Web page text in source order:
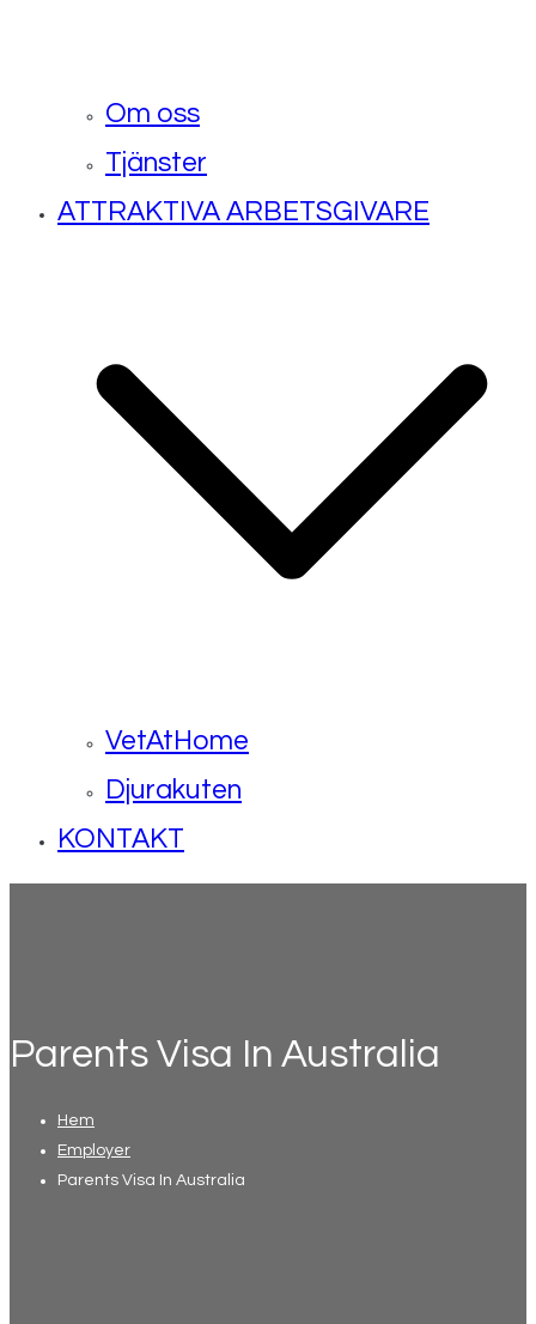
Om oss
Tjänster
ATTRAKTIVA ARBETSGIVARE
VetAtHome
Djurakuten
KONTAKT
Parents Visa In Australia
Hem
Employer
Parents Visa In Australia